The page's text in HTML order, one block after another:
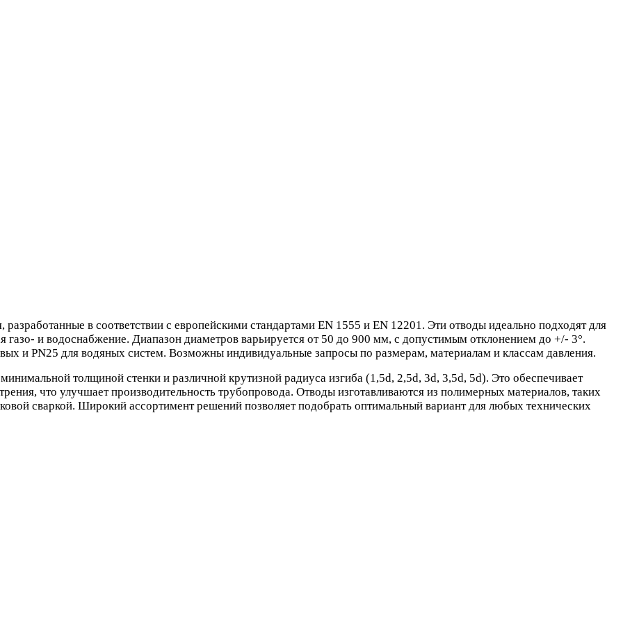
разработанные в соответствии с европейскими стандартами EN 1555 и EN 12201. Эти отводы идеально подходят для
газо- и водоснабжение. Диапазон диаметров варьируется от 50 до 900 мм, с допустимым отклонением до +/- 3°.
и PN25 для водяных систем. Возможны индивидуальные запросы по размерам, материалам и классам давления.
толщиной стенки и различной крутизной радиуса изгиба (1,5d, 2,5d, 3d, 3,5d, 5d). Это обеспечивает
что улучшает производительность трубопровода. Отводы изготавливаются из полимерных материалов, таких
сваркой. Широкий ассортимент решений позволяет подобрать оптимальный вариант для любых технических